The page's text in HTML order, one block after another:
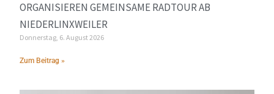
ORGANISIEREN GEMEINSAME RADTOUR AB
NIEDERLINXWEILER
Donnerstag, 6. August 2026
Zum Beitrag »